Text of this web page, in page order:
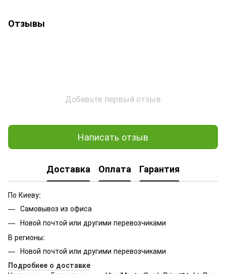
Отзывы
Добавьте первый отзыв
Написать отзыв
Доставка Оплата Гарантия
По Киеву:
Самовывоз из офиса
Новой почтой или другими перевозчиками
В регионы:
Новой почтой или другими перевозчиками
Подробнее о доставке